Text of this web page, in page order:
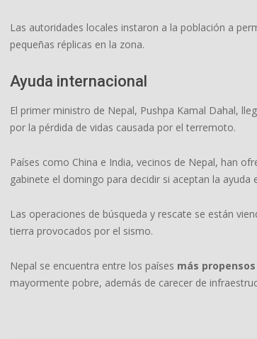
Las autoridades locales instaron a la población a
pequeñas réplicas en la zona.
Ayuda internacional
El primer ministro de Nepal, Pushpa Kamal Dahal,
por la pérdida de vidas causada por el terremoto.
Países como China e India, vecinos de Nepal, han
gabinete el domingo para decidir si aceptan la
Las operaciones de búsqueda y rescate se están
tierra provocados por el sismo.
Nepal se encuentra entre los países más
mayormente pobre, además de carecer de